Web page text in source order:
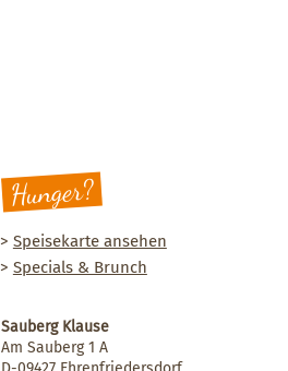
Hunger?
> Speisekarte ansehen
> Specials & Brunch
Sauberg Klause
Am Sauberg 1 A